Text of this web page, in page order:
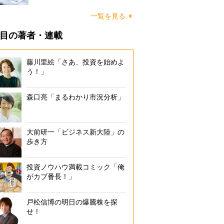
一覧を見る
の著者・連載
藤川里絵「さあ、投資を始めよ
う！」
森口亮「まるわかり市況分析」
大前研一「ビジネス新大陸」の
歩き方
投資ノウハウ満載コミック「俺
がカブ番長！」
戸松信博の明日の爆騰株を探
せ！